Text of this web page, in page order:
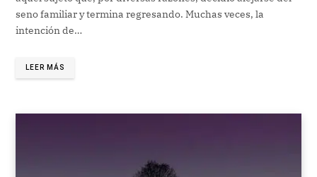
seno familiar y termina regresando. Muchas veces, la
intención de…
LEER MÁS